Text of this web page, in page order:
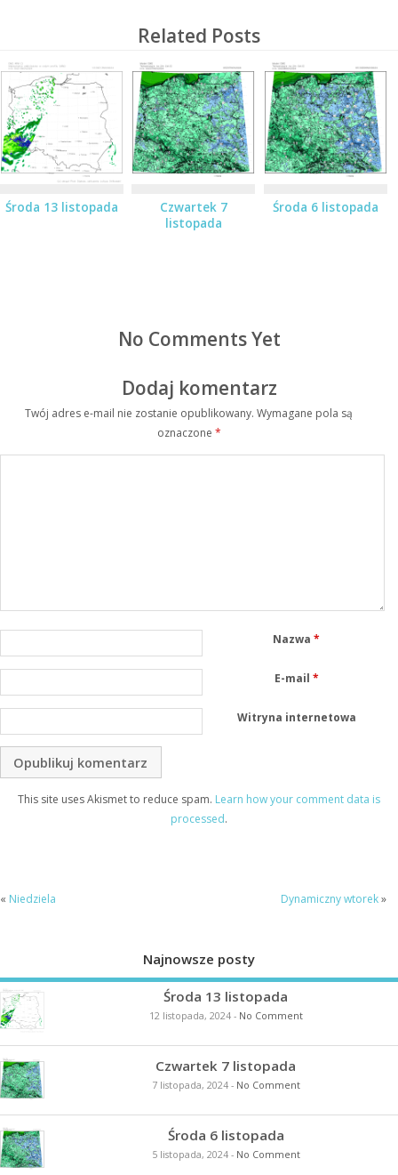
Related Posts
Środa 13 listopada
Czwartek 7
listopada
Środa 6 listopada
No Comments Yet
Dodaj komentarz
Twój adres e-mail nie zostanie opublikowany. Wymagane pola są
oznaczone *
Nazwa*
E-mail *
Witryna internetowa
This site uses Akismet to reduce spam. Learn how your comment data is
processed.
« Niedziela Dynamiczny wtorek»
Najnowsze posty
Środa 13 listopada
12 listopada, 2024- No Comment
Czwartek 7 listopada
7 listopada, 2024- No Comment
Środa 6 listopada
5 listopada, 2024- No Comment